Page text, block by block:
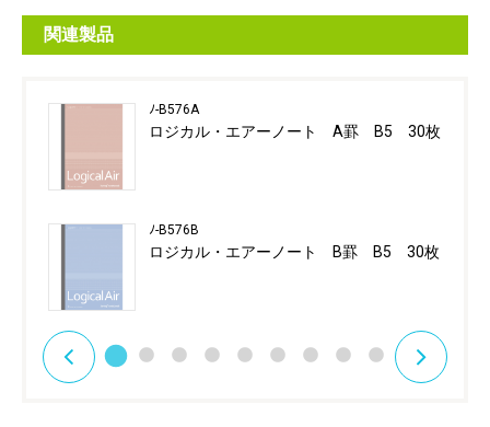
関連製品
ﾉ-B576A
ロジカル・エアーノート A罫 B5 30枚
ﾉ-B576B
ロジカル・エアーノート B罫 B5 30枚